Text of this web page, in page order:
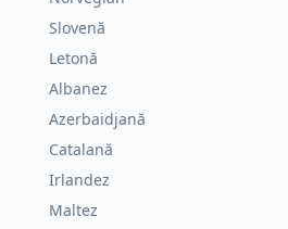
Slovenă
Letonă
Albanez
Azerbaidjană
Catalană
Irlandez
Maltez